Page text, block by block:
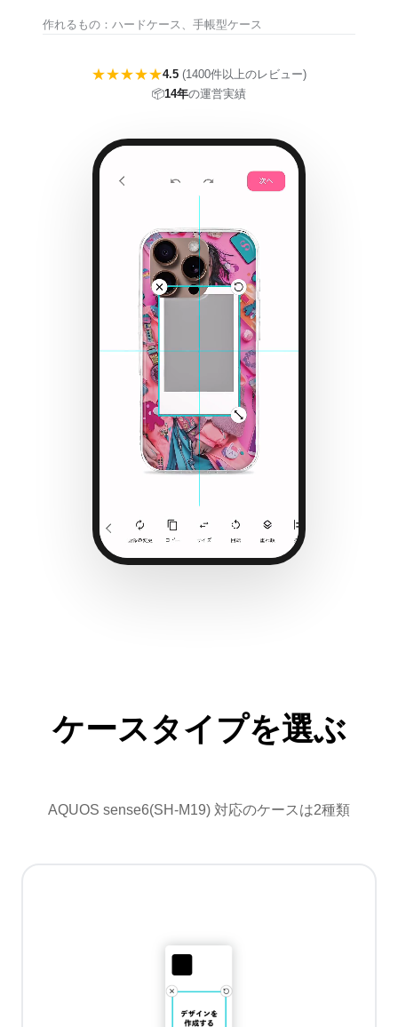
作れるもの：ハードケース、手帳型ケース
★★★★★4.5 (1400件以上のレビュー)
📦14年の運営実績
ケースタイプを選ぶ
AQUOS sense6(SH-M19) 対応のケースは2種類